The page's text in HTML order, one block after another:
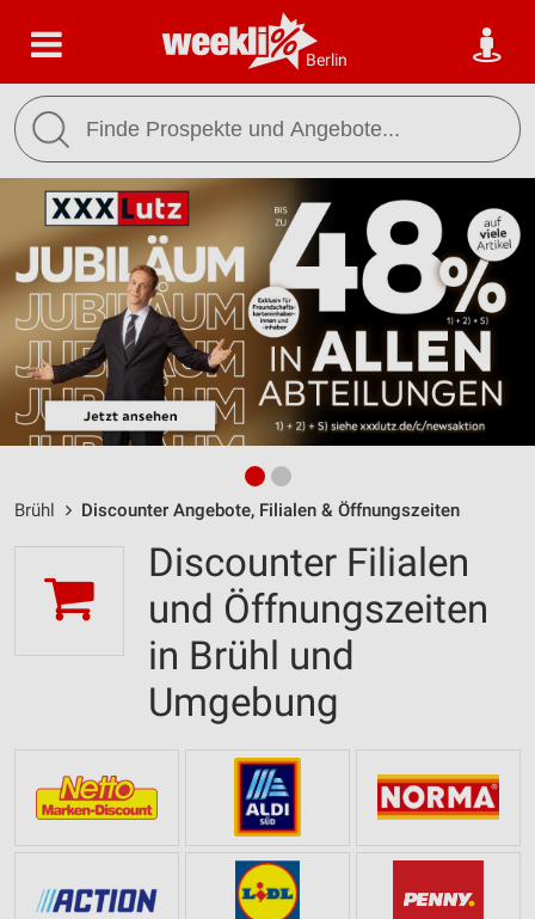
Berlin
Brühl Discounter Angebote, Filialen & Öffnungszeiten
Discounter Filialen
und Öffnungszeiten
in Brühl und
Umgebung